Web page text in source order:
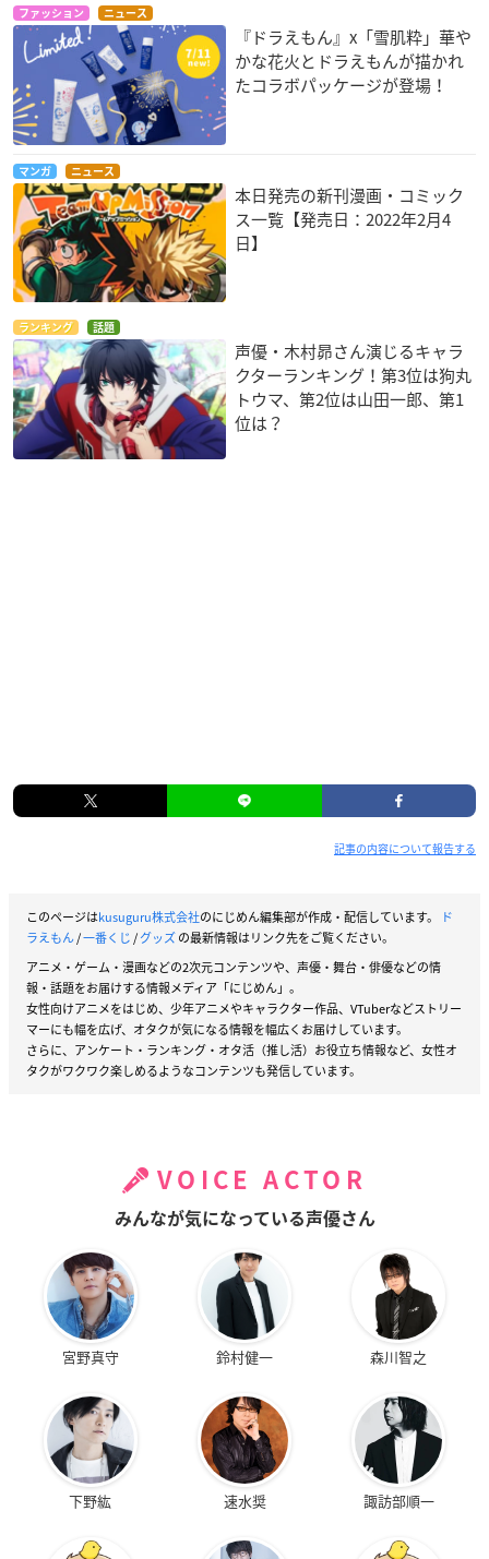
ファッション ニュース
『ドラえもん』x「雪肌粋」華や
かな花火とドラえもんが描かれ
たコラボパッケージが登場！
マンガ ニュース
本日発売の新刊漫画・コミック
ス一覧【発売日：2022年2月4
日】
ランキング 話題
声優・木村昴さん演じるキャラ
クターランキング！第3位は狗丸
トウマ、第2位は山田一郎、第1
位は？
記事の内容について報告する
このページはkusuguru株式会社のにじめん編集部が作成・配信しています。
ド
ラえもん/一番くじ/グッズの最新情報はリンク先をご覧ください。
アニメ・ゲーム・漫画などの2次元コンテンツや、声優・舞台・俳優などの情
報・話題をお届けする情報メディア「にじめん」。
女性向けアニメをはじめ、少年アニメやキャラクター作品、VTuberなどストリー
マーにも幅を広げ、オタクが気になる情報を幅広くお届けしています。
さらに、アンケート・ランキング・オタ活（推し活）お役立ち情報など、女性オ
タクがワクワク楽しめるようなコンテンツも発信しています。
VOICE ACTOR
みんなが気になっている声優さん
宮野真守 鈴村健一 森川智之
下野紘 速水奨 諏訪部順一